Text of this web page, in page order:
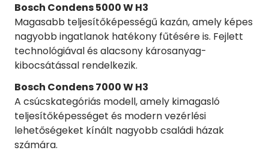
Bosch Condens 5000 W H3
Magasabb teljesítőképességű kazán, amely képes
nagyobb ingatlanok hatékony fűtésére is. Fejlett
technológiával és alacsony károsanyag-
kibocsátással rendelkezik.
Bosch Condens 7000 W H3
A csúcskategóriás modell, amely kimagasló
teljesítőképességet és modern vezérlési
lehetőségeket kínált nagyobb családi házak
számára.